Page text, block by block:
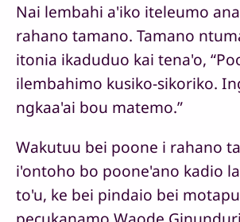
Nai lembahi a'iko iteleumo
rahano tamano. Tamano
itonia ikaduduo kai tena'o,
ilembahimo kusiko-sikoriko.
ngkaa'ai bou matemo.”
Wakutuu bei poone i rahano
i'ontoho bo poone'ano kadio
to'u, ke bei pindaio bei